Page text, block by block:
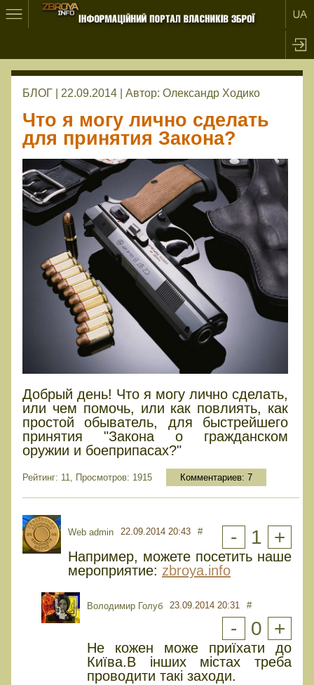
БЛОГ | 22.09.2014 | Автор: Олександр Ходико
Что я могу лично сделать
для принятия Закона?
Добрый день! Что я могу лично сделать,
или чем помочь, или как повлиять, как
простой обыватель, для быстрейшего
принятия "Закона о гражданском
оружии и боеприпасах?"
Рейтинг: 11, Просмотров: 1915 Комментариев: 7
Web admin 22.09.2014 20:43 # - 1 +
Например, можете посетить наше
мероприятие: zbroya.info
Володимир Голуб 23.09.2014 20:31 #
- 0 +
Не кожен може приїхати до
Київа.В інших містах треба
проводити такі заходи.